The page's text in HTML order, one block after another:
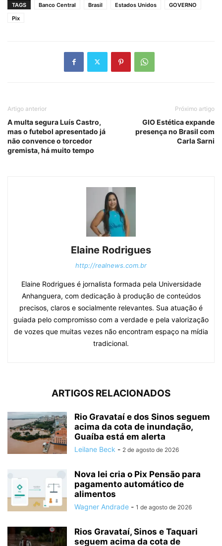
TAGS Banco Central Brasil Estados Unidos
GOVERNO
Pix
Artigo anterior
A multa segura Luís Castro,
mas o futebol apresentado já
não convence o torcedor
gremista, há muito tempo
Próximo artigo
GIO Estética expande
presença no Brasil com
Carla Sarni
Elaine Rodrigues
http://realnews.com.br
Elaine Rodrigues é jornalista formada pela Universidade
Anhanguera, com dedicação à produção de conteúdos
precisos, claros e socialmente relevantes. Sua atuação é
guiada pelo compromisso com a verdade e pela valorização
de vozes que muitas vezes não encontram espaço na mídia
tradicional.
ARTIGOS RELACIONADOS
Rio Gravataí e dos Sinos seguem
acima da cota de inundação,
Guaíba está em alerta
Leilane Beck - 2 de agosto de 2026
Nova lei cria o Pix Pensão para
pagamento automático de
alimentos
Wagner Andrade - 1 de agosto de 2026
Rios Gravataí, Sinos e Taquari
seguem acima da cota de